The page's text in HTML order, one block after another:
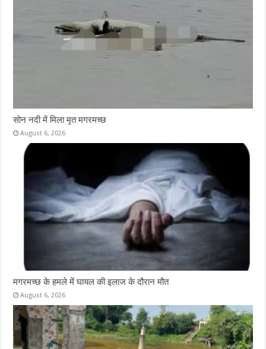
सोन नदी में मिला मृत मगरमच्छ
August 6, 2026
मगरमच्छ के हमले में घायल की इलाज के दौरान मौत
August 6, 2026